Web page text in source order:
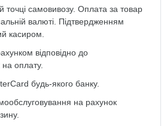
точці самовивозу. Оплата за товар
валюті. Підтвердженням
касиром.
відповідно до
оплату.
будь-якого банку.
на рахунок